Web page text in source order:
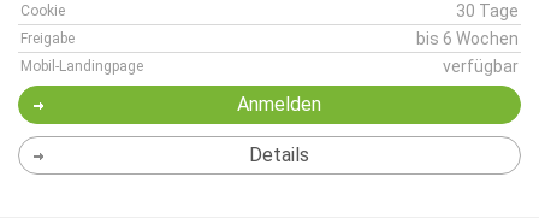
Cookie 30 Tage
Freigabe bis 6 Wochen
Mobil-Landingpage verfügbar
Anmelden
Details